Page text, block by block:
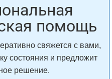
помощь
свяжется с вами,
состояния и предложит
решение.